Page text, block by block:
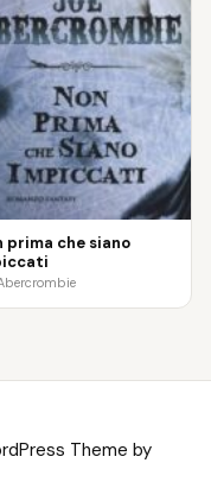
prima che siano
Theme by